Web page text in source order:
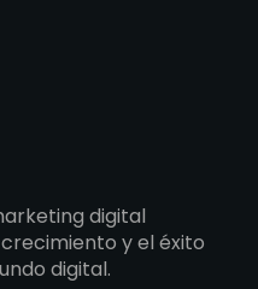
digital
y el éxito
digital.